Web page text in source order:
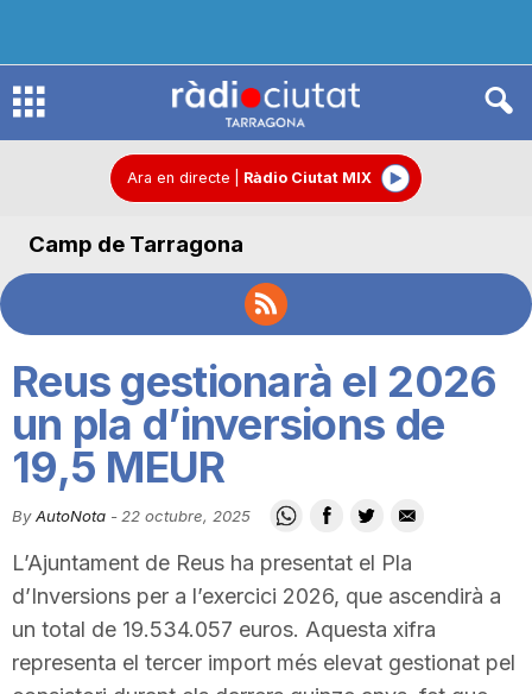
R
d
C
i
u
Ara en directe Ràdio Ciutat MIX
Camp de Tarragona
Reus gestionarà el 2026
un pla d’inversions de
19,5 MEUR
By AutoNota - 22 octubre, 2025
L’Ajuntament de Reus ha presentat el Pla
d’Inversions per a l’exercici 2026, que ascendirà a
un total de 19.534.057 euros. Aquesta xifra
representa el tercer import més elevat gestionat pel